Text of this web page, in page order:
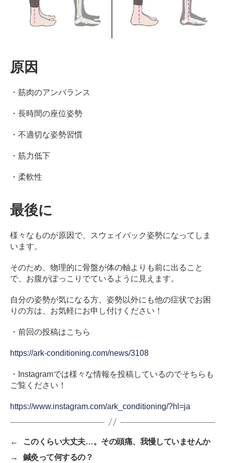
原因
・筋肉のアンバランス
・長時間の座位姿勢
・不適切な姿勢習慣
・筋力低下
・柔軟性
最後に
様々なものが原因で、スウェイバック姿勢になってしま
います。
そのため、物理的に骨盤が体の軸よりも前に出ること
で、お腹がぽっこりでているように見えます。
自分の姿勢が気になる方、姿勢以外にも他の症状でお困
りの方は、お気軽にお申し付けください！
・前回の投稿はこちら
https://ark-conditioning.com/news/3108
・Instagramでは様々な情報を投稿しているのでそちらも
ご覧ください！
https://www.instagram.com/ark_conditioning/?hl=ja
←
このくらい大丈夫…。その頭痛、我慢していませんか
→
鍼灸って何するの？